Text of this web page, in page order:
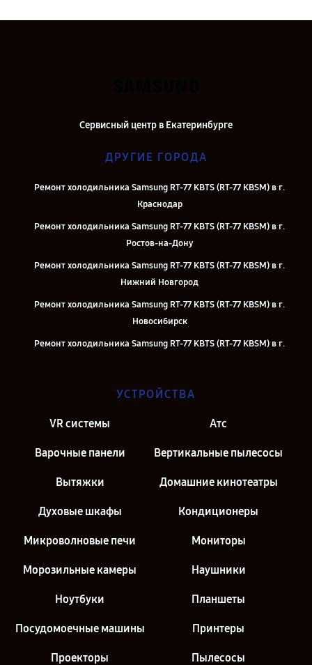
Сервисный центр в Екатеринбурге
ДРУГИЕ ГОРОДА
Ремонт холодильника Samsung RT-77 KBTS (RT-77 KBSM) в г.
Краснодар
Ремонт холодильника Samsung RT-77 KBTS (RT-77 KBSM) в г.
Ростов-на-Дону
Ремонт холодильника Samsung RT-77 KBTS (RT-77 KBSM) в г.
Нижний Новгород
Ремонт холодильника Samsung RT-77 KBTS (RT-77 KBSM) в г.
Новосибирск
Ремонт холодильника Samsung RT-77 KBTS (RT-77 KBSM) в г.
Ремонт холодильника Samsung RT-77 KBTS (RT-77 KBSM) в г. Санкт-
УСТРОЙСТВА
VR системы Атс
Варочные панели Вертикальные пылесосы
Вытяжки Домашние кинотеатры
Духовые шкафы Кондиционеры
Микроволновые печи Мониторы
Морозильные камеры Наушники
Ноутбуки Планшеты
Посудомоечные машины Принтеры
Проекторы Пылесосы